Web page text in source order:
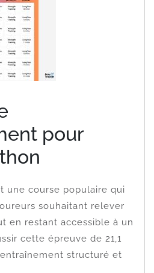
pour
une course populaire qui
souhaitant relever
en restant accessible à un
cette épreuve de 21,1
structuré et